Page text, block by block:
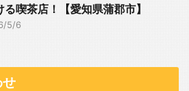
る喫茶店！【愛知県蒲郡市】
5/6